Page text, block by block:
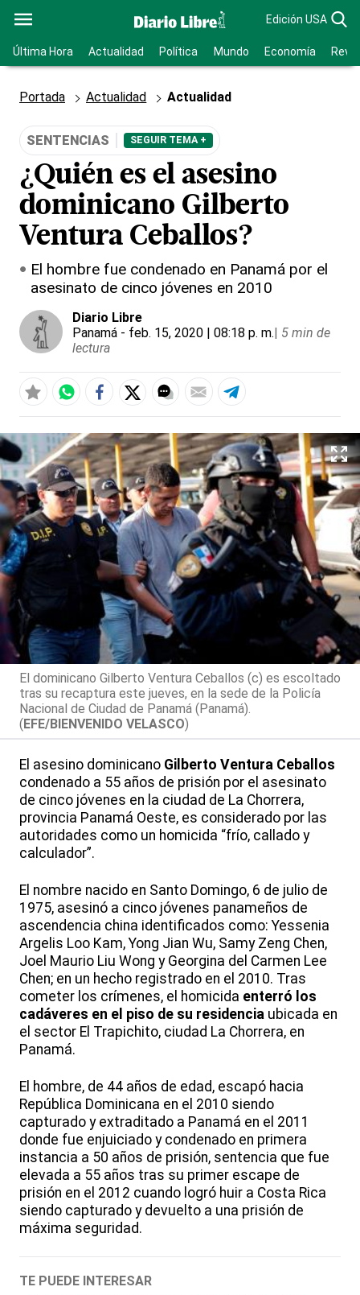
Edición USA
Última Hora Actualidad Política Mundo Economía
Portada Actualidad Actualidad
SENTENCIAS SEGUIR TEMA +
¿Quién es el asesino
dominicano Gilberto
Ventura Ceballos?
El hombre fue condenado en Panamá por el
asesinato de cinco jóvenes en 2010
Diario Libre
Panamá - feb. 15, 2020 | 08:18 p. m.| 5 min de
lectura
El dominicano Gilberto Ventura Ceballos (c) es escoltado
tras su recaptura este jueves, en la sede de la Policía
Nacional de Ciudad de Panamá (Panamá).
(EFE/BIENVENIDO VELASCO)
El asesino dominicano Gilberto Ventura Ceballos
condenado a 55 años de prisión por el asesinato
de cinco jóvenes en la ciudad de La Chorrera,
provincia Panamá Oeste, es considerado por las
autoridades como un homicida “frío, callado y
calculador”.
El nombre nacido en Santo Domingo, 6 de julio de
1975, asesinó a cinco jóvenes panameños de
ascendencia china identificados como: Yessenia
Argelis Loo Kam, Yong Jian Wu, Samy Zeng Chen,
Joel Maurio Liu Wong y Georgina del Carmen Lee
Chen; en un hecho registrado en el 2010. Tras
cometer los crímenes, el homicida enterró los
cadáveres en el piso de su residencia ubicada en
el sector El Trapichito, ciudad La Chorrera, en
Panamá.
El hombre, de 44 años de edad, escapó hacia
República Dominicana en el 2010 siendo
capturado y extraditado a Panamá en el 2011
donde fue enjuiciado y condenado en primera
instancia a 50 años de prisión, sentencia que fue
elevada a 55 años tras su primer escape de
prisión en el 2012 cuando logró huir a Costa Rica
siendo capturado y devuelto a una prisión de
máxima seguridad.
TE PUEDE INTERESAR